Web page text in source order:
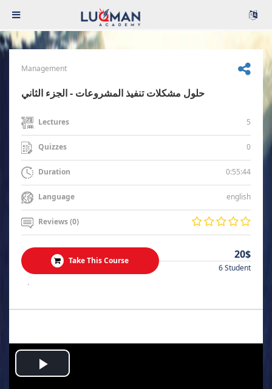
Management
حلول مشكلات تنفيذ المشروعات - الجزء الثاني
Lectures 5
Quizzes 0
Duration 0:55:44
Language english
Reviews (0)
Take This Course 20$
6 Student
.
Play